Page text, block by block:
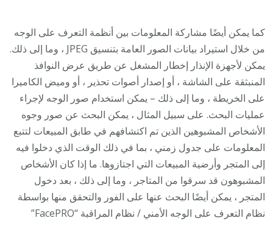
كما يمكن أيضًا مشاركة المعلومات بين أنظمة التعرف على الوجه
من خلال استيراد بيانات الصور العامة بتنسيق JPEG ، وما إلى ذلك.
يمكن لأجهزة الإنذار إخطار المشغل عن طريق عرض النوافذ
المنبثقة على الشاشة ، أو إصدار أصوات تحذير ، أو وميض الكاميرا
على الخريطة ، وما إلى ذلك – يمكن استخدام صور الوجه لإجراء
عمليات البحث. على سبيل المثال ، يمكن البحث عن صور وجوه
الأشخاص المشبوهين الذين تم اكتشافهم في طابق المبيعات لتتبع
المعلومات على جدول زمني ، بما في ذلك الوقت الذي دخلوا فيه
إلى المتجر وأرضية المبيعات التي اجتازوها. ما إذا كان الأشخاص
المشبوهون قد سرقوا من المتاجر ، وما إلى ذلك ، بعد دخول
المتجر ، يمكن أيضًا البحث عنها على الفور والتحقق منها بواسطة
نظام التعرف على الوجه الأمني / نظام المراقبة “FacePRO”